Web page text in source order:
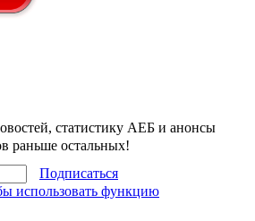
статистику АЕБ и анонсы
раньше остальных!
Подписаться